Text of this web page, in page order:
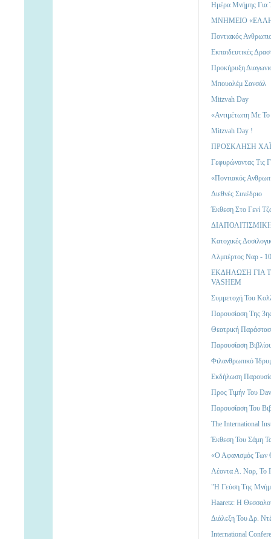
Hμέρα Μνήμης Για
ΜΝΗΜΕΙΟ
Ποντιακός
Εκπαιδευτικές
Προκήρυξη
Μπουαλέμ Σανσάλ
Mitzvah Day
«Αντιμέτωπη Με Το
Mitzvah Day !
ΠΡΟΣΚΛΗΣΗ
Γεφυρώνοντας Τις
«Ποντιακός
Διεθνές Συνέδριο
Έκθεση Στο Γενί
Κατοχικές
Αλμπέρτος Ναρ -
ΕΚΔΗΛΩΣΗ ΓΙΑ
VASHEM
Συμμετοχή Του
Παρουσίαση Της
Θεατρική
Παρουσίαση
Φιλανθρωπικό
Eκδήλωση
Προς Τιμήν Του
Παρουσίαση Του
The International
Έκθεση Του Σάμη
«Ο Αφανισμός Των
Λέοντα Α. Ναρ, Το
"Η Γεύση Της
Haaretz: Η
Διάλεξη Του Δρ.
International